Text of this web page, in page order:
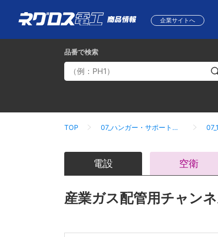
企業サイトへ
品番で検索
TOP 07_ハンガー・サポートシステム
電設 空衛
産業ガス配管用チャン